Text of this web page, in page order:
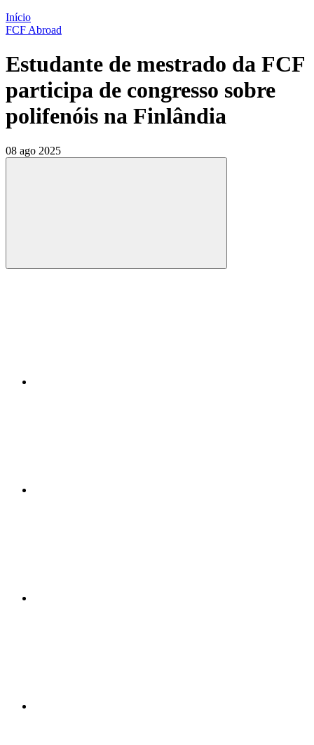
Início
FCF Abroad
Estudante de mestrado da FCF
participa de congresso sobre
polifenóis na Finlândia
08 ago 2025
Compartilhar